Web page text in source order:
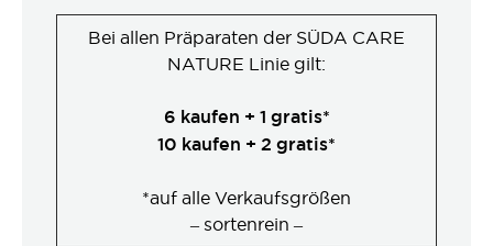
Bei allen Präparaten der SÜDA CARE
NATURE Linie gilt:
6 kaufen + 1 gratis*
10 kaufen + 2 gratis*
*auf alle Verkaufsgrößen
– sortenrein –